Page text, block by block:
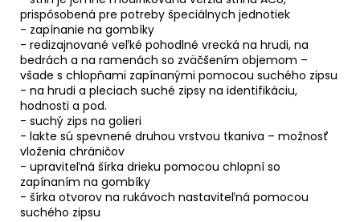
prispôsobená pre potreby špeciálnych jednotiek
- zapínanie na gombíky
- redizajnované veľké pohodlné vrecká na hrudi, na
bedrách a na ramenách so zväčšením objemom –
všade s chlopňami zapínanými pomocou suchého zipsu
- na hrudi a pleciach suché zipsy na identifikáciu,
hodnosti a pod.
- suchý zips na golieri
- lakte sú spevnené druhou vrstvou tkaniva – možnosť
vloženia chráničov
- upraviteľná šírka drieku pomocou chlopní so
zapínaním na gombíky
- šírka otvorov na rukávoch nastaviteľná pomocou
suchého zipsu